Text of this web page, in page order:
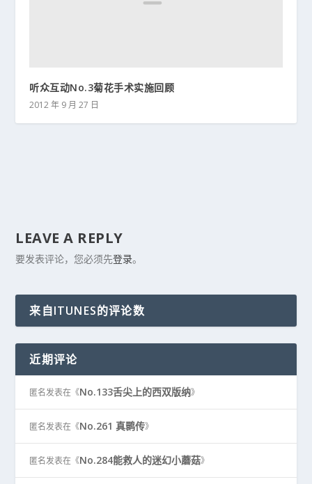
听众互动No.3菊花手术实施回顾
2012 年 9 月 27 日
LEAVE A REPLY
要发表评论，您必须先登录。
来自ITUNES的评论数
近期评论
匿名发表在《No.133舌尖上的西双版纳》
匿名发表在《No.261 真鹮传》
匿名发表在《No.284能救人的迷幻小蘑菇》